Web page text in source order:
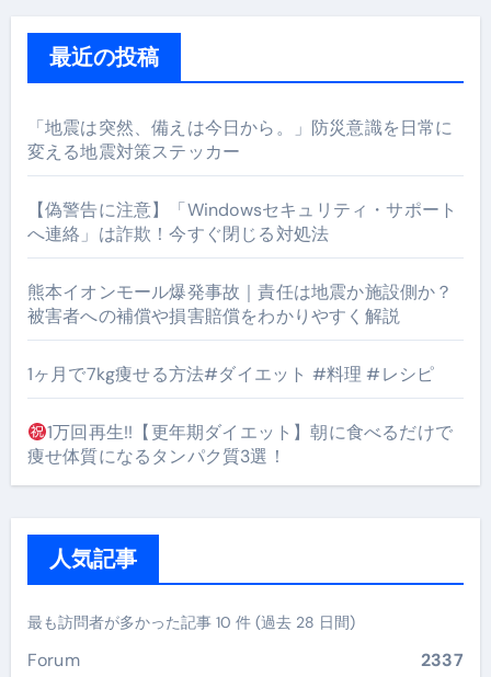
最近の投稿
「地震は突然、備えは今日から。」防災意識を日常に
変える地震対策ステッカー
【偽警告に注意】「Windowsセキュリティ・サポート
へ連絡」は詐欺！今すぐ閉じる対処法
熊本イオンモール爆発事故｜責任は地震か施設側か？
被害者への補償や損害賠償をわかりやすく解説
1ヶ月で7kg痩せる方法#ダイエット #料理 #レシピ
1万回再生!!【更年期ダイエット】朝に食べるだけで
痩せ体質になるタンパク質3選！
人気記事
最も訪問者が多かった記事 10 件 (過去 28 日間)
Forum 2337